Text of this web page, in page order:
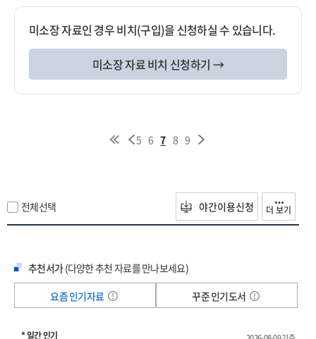
미소장 자료인 경우 비치(구입)을 신청하실 수 있습니다.
미소장 자료 비치 신청하기 →
5 6 7 8 9
전체선택 야간이용신청 더 보기
추천서가(다양한 추천 자료를 만나보세요)
요즘 인기자료
꾸준 인기도서
* 일간 인기